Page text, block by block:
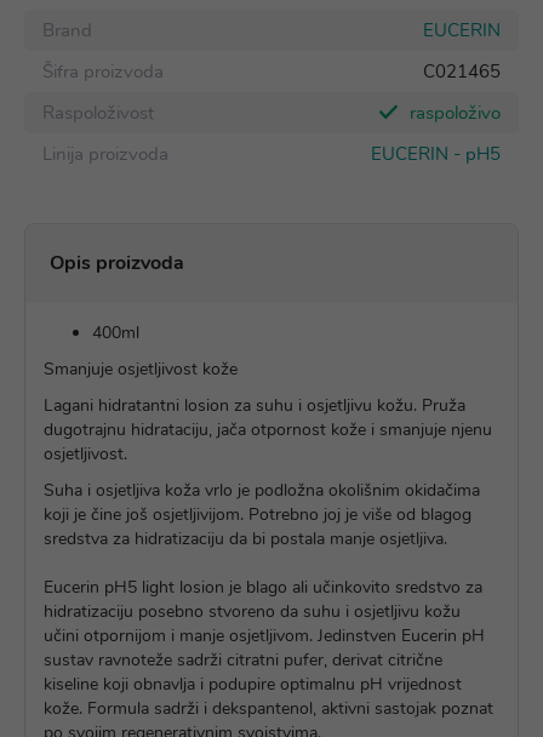
Brand
EUCERIN
Šifra proizvoda
C021465
Raspoloživost
raspoloživo
Linija proizvoda
EUCERIN - pH5
Opis proizvoda
400ml
Smanjuje osjetljivost kože
Lagani hidratantni losion za suhu i osjetljivu kožu. Pruža
dugotrajnu hidrataciju, jača otpornost kože i smanjuje njenu
osjetljivost.
Suha i osjetljiva koža vrlo je podložna okolišnim okidačima
koji je čine još osjetljivijom. Potrebno joj je više od blagog
sredstva za hidratizaciju da bi postala manje osjetljiva.
Eucerin pH5 light losion je blago ali učinkovito sredstvo za
hidratizaciju posebno stvoreno da suhu i osjetljivu kožu
učini otpornijom i manje osjetljivom. Jedinstven Eucerin pH
sustav ravnoteže sadrži citratni pufer, derivat citrične
kiseline koji obnavlja i podupire optimalnu pH vrijednost
kože. Formula sadrži i dekspantenol, aktivni sastojak poznat